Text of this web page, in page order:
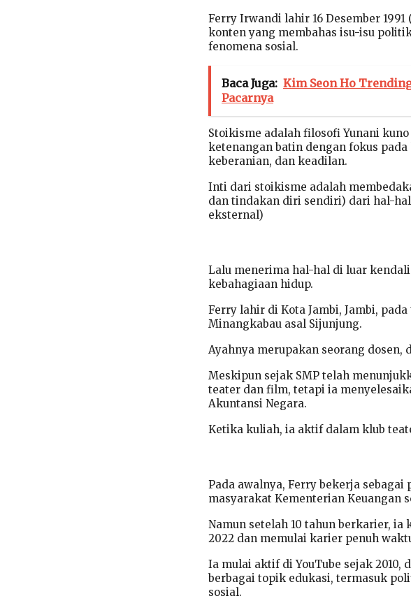
Ferry Irwandi lahir 16 Desember
konten yang membahas isu-isu
fenomena sosial.
Baca Juga: Kim Seon Ho
Pacarnya
Stoikisme adalah filosofi Yunani
ketenangan batin dengan fokus
keberanian, dan keadilan.
Inti dari stoikisme adalah
dan tindakan diri sendiri) dari hal-
eksternal)
Lalu menerima hal-hal di luar
kebahagiaan hidup.
Ferry lahir di Kota Jambi, Jambi,
Minangkabau asal Sijunjung.
Ayahnya merupakan seorang dosen,
Meskipun sejak SMP telah
teater dan film, tetapi ia
Akuntansi Negara.
Ketika kuliah, ia aktif dalam klub
Pada awalnya, Ferry bekerja
masyarakat Kementerian Keuangan
Namun setelah 10 tahun berkarier,
2022 dan memulai karier penuh
Ia mulai aktif di YouTube sejak 2010,
berbagai topik edukasi, termasuk
sosial.